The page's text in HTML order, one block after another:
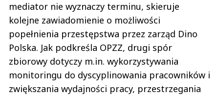
mediator nie wyznaczy terminu, skieruje
kolejne zawiadomienie o możliwości
popełnienia przestępstwa przez zarząd Dino
Polska. Jak podkreśla OPZZ, drugi spór
zbiorowy dotyczy m.in. wykorzystywania
monitoringu do dyscyplinowania pracowników i
zwiększania wydajności pracy, przestrzegania